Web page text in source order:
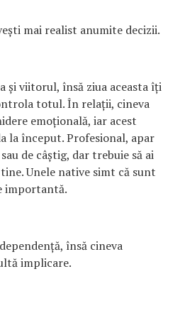
mai realist anumite decizii.
și viitorul, însă ziua aceasta îți
totul. În relații, cineva
emoțională, iar acest
la început. Profesional, apar
de câștig, dar trebuie să ai
Unele native simt că sunt
importantă.
însă cineva
implicare.